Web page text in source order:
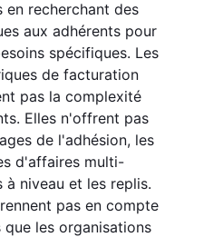
en recherchant des
aux adhérents pour
spécifiques. Les
de facturation
pas la complexité
Elles n'offrent pas
de l'adhésion, les
d'affaires multi-
à niveau et les replis.
pas en compte
les organisations